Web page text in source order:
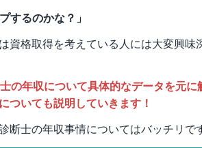
するのかな？」
資格取得を考えている人には大変興味
の年収について具体的なデータを元
ついても説明していきます！
断士の年収事情についてはバッチリで